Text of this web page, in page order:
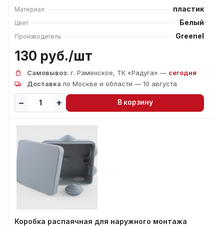
Материал пластик
Цвет Белый
Производитель Greenel
130 руб./шт
Самовывоз: г. Раменское, ТК «Радуга» — сегодня
Доставка по Москве и области — 10 августа
В корзину
Коробка распаячная для наружного монтажа